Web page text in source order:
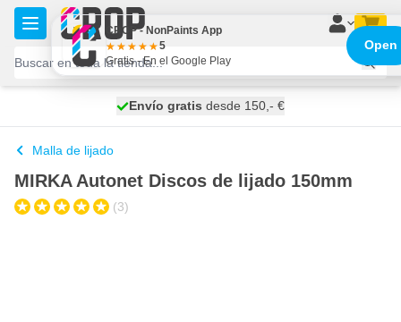
Ir al contenido
se envía mañana
Envío gratis desde 150,- €
100 días
Malla de lijado
MIRKA Autonet Discos de lijado 150mm
(3)
CROP - NonPaints App
5
Gratis - En el Google Play
Open